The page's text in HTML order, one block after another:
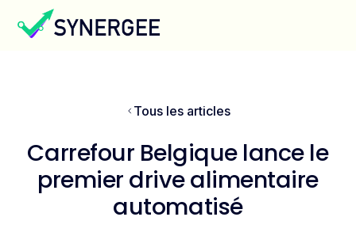
Tous les articles
Carrefour Belgique lance le
premier drive alimentaire
automatisé